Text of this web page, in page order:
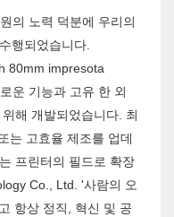
의 노력 덕분에 우리의
행되었습니다.
80mm impresota
운 기능과 고유 한 외
해 개발되었습니다. 최
는 고효율 제조를 업데
프린터의 필드로 확장
Co., Ltd. '사람의 오
항상 정직, 혁신 및 공